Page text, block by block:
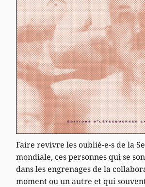
Faire revivre les oublié-e-s de la
mondiale, ces personnes qui se
dans les engrenages de la
moment ou un autre et qui